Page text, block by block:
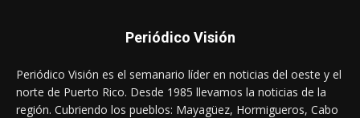
Periódico Visión
Periódico Visión es el semanario líder en noticias del oeste y el
norte de Puerto Rico. Desde 1985 llevamos la noticias de la
región. Cubriendo los pueblos: Mayagüez, Hormigueros, Cabo